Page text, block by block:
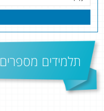
תלמידים מספרים